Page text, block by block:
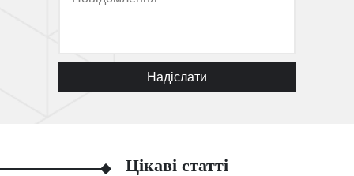
Надіслати
Цікаві статті